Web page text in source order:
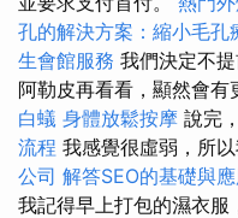
孔的解決方案：縮小毛孔
生會館服務 我們決定不
阿勒皮再看看，顯然會有
白蟻 身體放鬆按摩 說完
流程 我感覺很虛弱，所
公司 解答SEO的基礎與
我記得早上打包的濕衣